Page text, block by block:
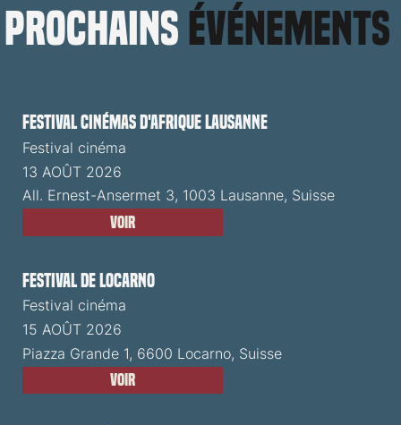
prochains événements
Festival cinémas d'Afrique Lausanne
Festival cinéma
13 AOÛT 2026
All. Ernest-Ansermet 3, 1003 Lausanne, Suisse
Voir
Festival de Locarno
Festival cinéma
15 AOÛT 2026
Piazza Grande 1, 6600 Locarno, Suisse
Voir